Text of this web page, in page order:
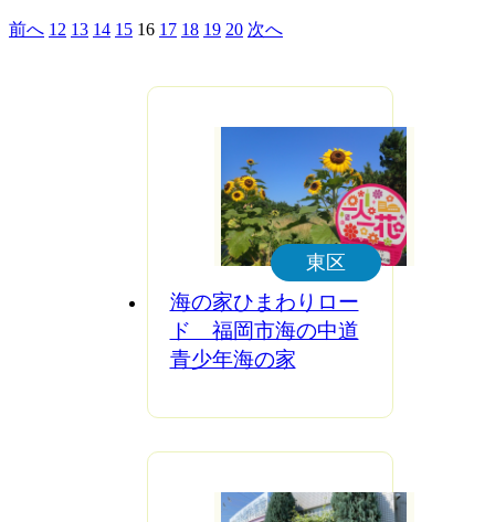
前へ 12 13 14 15 16 17 18 19 20 次へ
海の家ひまわりロー
ド 福岡市海の中道
青少年海の家
東区